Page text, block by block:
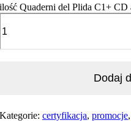
ilość Quaderni del Plida C1+ CD
Dodaj
Kategorie:certyfikacja,promocje